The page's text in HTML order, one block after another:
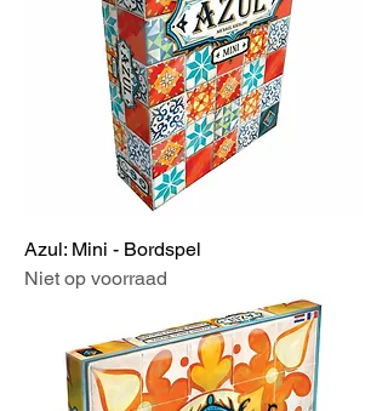
Azul: Mini - Bordspel
Niet op voorraad